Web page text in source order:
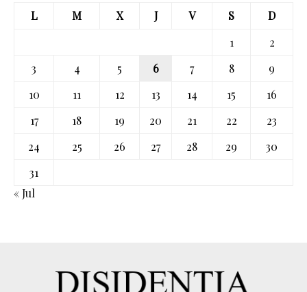
L
M X J V S
D
1
2
3
4 5 6 7 8
9
10
11 12 13 14 15
16
17
18 19 20 21 22
23
24
25 26 27 28 29
30
31
« Jul